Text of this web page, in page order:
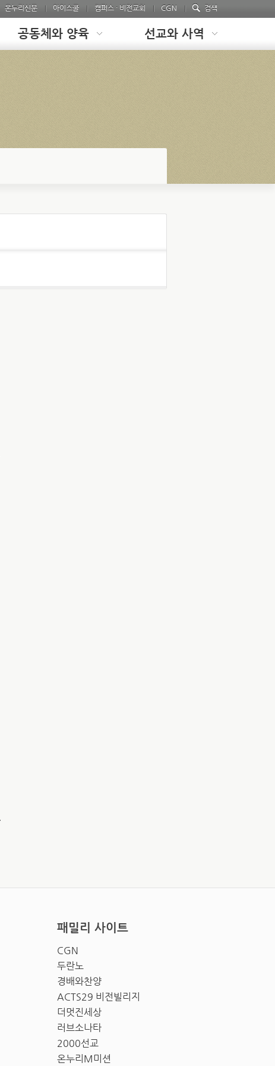
온누리신문 아이스쿨 캠퍼스 · 비전교회 CGN 검색
공동체와 양육 선교와 사역
패밀리 사이트
CGN
두란노
경배와찬양
ACTS29 비전빌리지
더멋진세상
러브소나타
2000선교
온누리M미션